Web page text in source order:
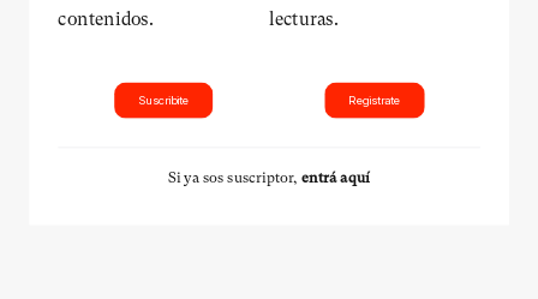
contenidos.
Suscribite
lecturas.
Registrate
Si ya sos suscriptor, entrá aquí